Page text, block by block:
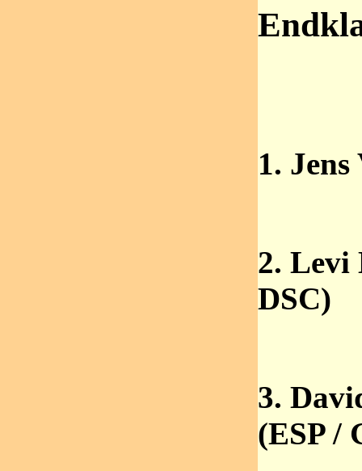
1.
2. Levi
DSC)
3.
(ESP /